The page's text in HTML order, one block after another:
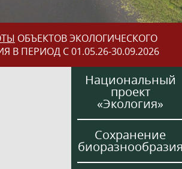
ОБЪЕКТОВ ЭКОЛОГИЧЕСКОГО
В ПЕРИОД С 01.05.26-30.09.2026
Национальный
проект
«Экология»
Сохранение